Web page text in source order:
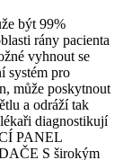
být 99%
rány pacienta
vyhnout se
systém pro
může poskytnout
a odráží tak
diagnostikují
PANEL
S širokým